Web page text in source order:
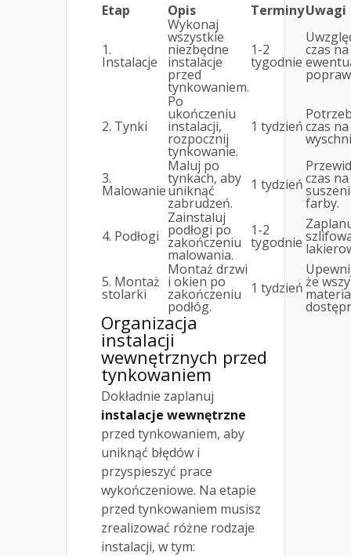
Etap
Opis TerminyUwagi
1.
Instalacje
Wykonaj
wszystkie
niezbędne
instalacje
przed
tynkowaniem.
1-2
tygodnie
czas na
2. Tynki
Po
ukończeniu
instalacji,
rozpocznij
tynkowanie.
1 tydzieńczas na
3.
Malowanie
Maluj po
tynkach, aby
uniknąć
zabrudzeń.
1 tydzieńczas na
farby.
4. Podłogi
Zainstaluj
podłogi po
zakończeniu
malowania.
1-2
tygodnie
5. Montaż
stolarki
Montaż drzwi
i okien po
zakończeniu
podłóg.
1 tydzieńże
Organizacja
instalacji
wewnętrznych przed
tynkowaniem
Dokładnie zaplanuj
instalacje wewnętrzne
przed tynkowaniem, aby
uniknąć błędów i
przyspieszyć prace
wykończeniowe. Na etapie
przed tynkowaniem musisz
zrealizować różne rodzaje
instalacji, w tym: